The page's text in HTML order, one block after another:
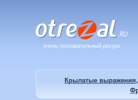
очень познавательный ресурс
Крылатые